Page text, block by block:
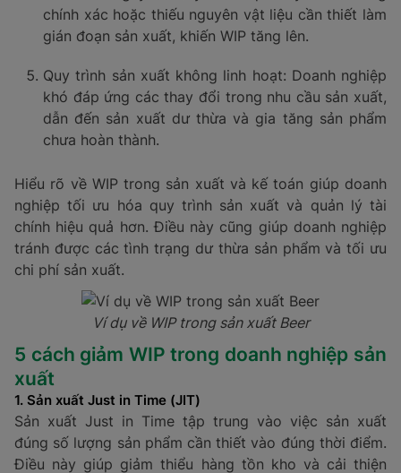
chính xác hoặc thiếu nguyên vật liệu cần thiết làm
gián đoạn sản xuất, khiến WIP tăng lên.
Quy trình sản xuất không linh hoạt: Doanh nghiệp
khó đáp ứng các thay đổi trong nhu cầu sản xuất,
dẫn đến sản xuất dư thừa và gia tăng sản phẩm
chưa hoàn thành.
Hiểu rõ về WIP trong sản xuất và kế toán giúp doanh
nghiệp tối ưu hóa quy trình sản xuất và quản lý tài
chính hiệu quả hơn. Điều này cũng giúp doanh nghiệp
tránh được các tình trạng dư thừa sản phẩm và tối ưu
chi phí sản xuất.
Ví dụ về WIP trong sản xuất Beer
5 cách giảm WIP trong doanh nghiệp sản
xuất
1. Sản xuất Just in Time (JIT)
Sản xuất Just in Time tập trung vào việc sản xuất
đúng số lượng sản phẩm cần thiết vào đúng thời điểm.
Điều này giúp giảm thiểu hàng tồn kho và cải thiện